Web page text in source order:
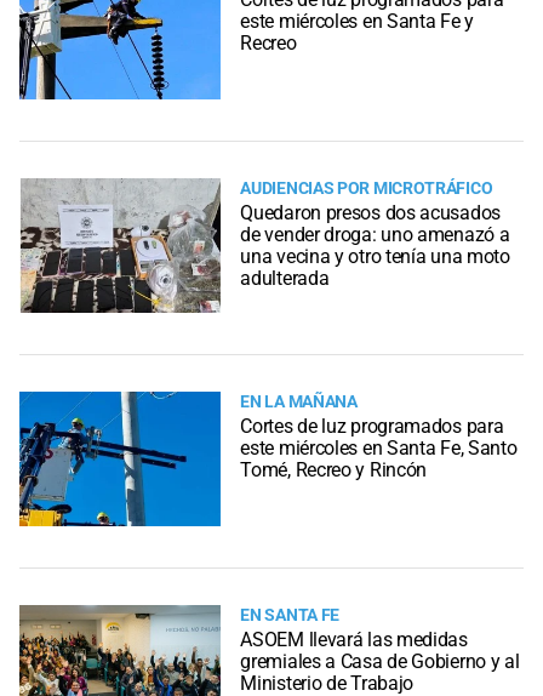
este miércoles en Santa Fe y
Recreo
AUDIENCIAS POR MICROTRÁFICO
Quedaron presos dos acusados
de vender droga: uno amenazó a
una vecina y otro tenía una moto
adulterada
EN LA MAÑANA
Cortes de luz programados para
este miércoles en Santa Fe, Santo
Tomé, Recreo y Rincón
EN SANTA FE
ASOEM llevará las medidas
gremiales a Casa de Gobierno y al
Ministerio de Trabajo